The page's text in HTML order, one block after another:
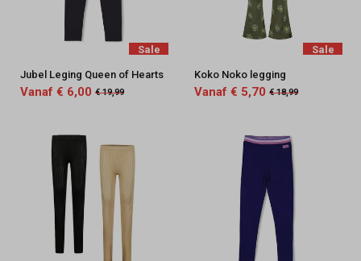
Sale
Jubel Leging Queen of Hearts
Vanaf € 6,00 € 19,99
Sale
Koko Noko legging
Vanaf € 5,70 € 18,99